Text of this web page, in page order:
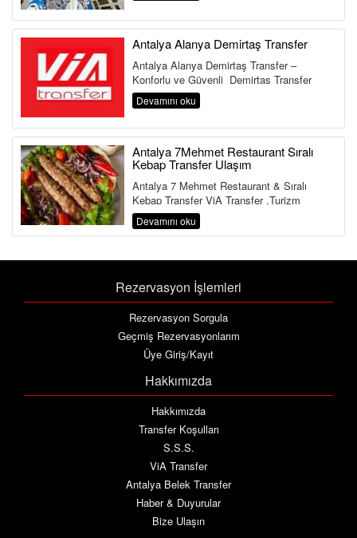
Antalya Alanya Demirtaş Transfer
Antalya Alanya Demirtaş Transfer –
Konforlu ve Güvenli Demirtaş Transfer
Hizmeti Antalya Havalimanı&...
Devamını oku
Antalya 7Mehmet Restaurant Sıralı
Kebap Transfer Ulaşım
Antalya 7 Mehmet Restaurant & Sıralı
Kebap Transfer ViA Transfer ,Turizm
Bakanlığı ve Ulaştırma Bakanlığına Bağlı ...
Devamını oku
Rezervasyon İşlemleri
Rezervasyon Sorgula
Geçmiş Rezervasyonlarım
Üye Giriş/Kayıt
Hakkımızda
Hakkımızda
Transfer Koşulları
S.S.S.
ViA Transfer
Antalya Belek Transfer
Haber & Duyurular
Bize Ulaşın